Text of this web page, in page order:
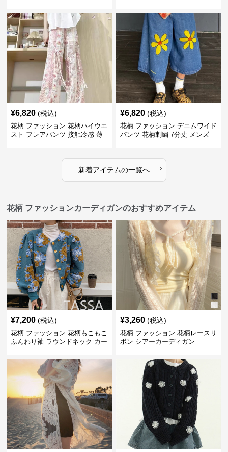
¥6,820 (税込)
花柄 ファッション 花柄ハイウエ
スト フレアパンツ 接触冷感 薄
¥6,820 (税込)
花柄 ファッション デニムワイド
パンツ 花柄刺繍 7分丈 メンズ
新着アイテムの一覧へ ›
花柄 ファッションカーディガンのおすすめアイテム
¥7,200 (税込)
花柄 ファッション 花柄もこもこ
ふんわり袖 ラウンドネック カー
¥3,260 (税込)
花柄 ファッション 花柄レースリ
ボン シアーカーディガン